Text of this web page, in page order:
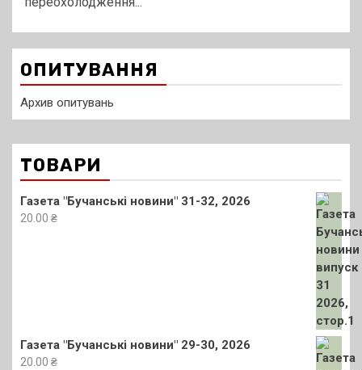
ОПИТУВАННЯ
Архив опитувань
ТОВАРИ
Газета "Бучанські новини" 31-32, 2026
20.00 ₴
Газета "Бучанські новини" 29-30, 2026
20.00 ₴